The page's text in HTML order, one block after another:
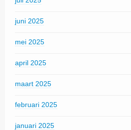
juni 2025
mei 2025
april 2025
maart 2025
februari 2025
januari 2025